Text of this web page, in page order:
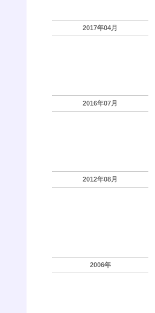
2017年04月
2016年07月
2012年08月
2006年